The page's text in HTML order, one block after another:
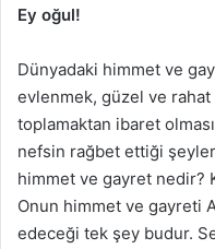
Ey oğul!
Dünyadaki himmet ve
evlenmek, güzel ve
toplamaktan ibaret
nefsin rağbet ettiği
himmet ve gayret nedir?
Onun himmet ve gayreti
edeceği tek şey budur.